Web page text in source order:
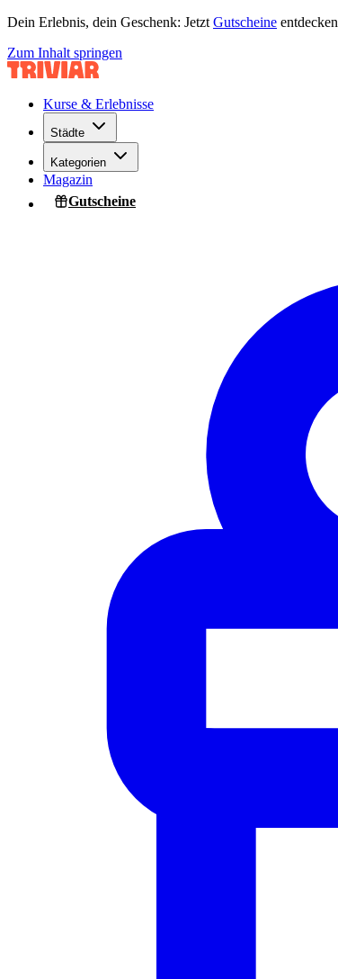
Dein Erlebnis, dein Geschenk: Jetzt Gutscheine entdecken
Zum Inhalt springen
Kurse & Erlebnisse
Städte
Kategorien
Magazin
Gutscheine